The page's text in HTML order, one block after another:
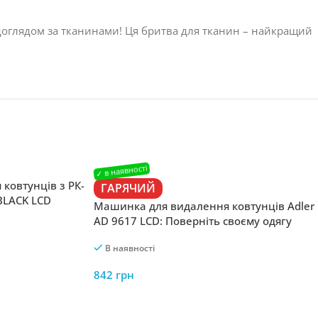
за тканинами! Ця бритва для тканин – найкращий
з РК-
LCD
ГАРЯЧИЙ
Машинка для видалення ковтунців Adler
AD 9617 LCD: Поверніть своєму одягу
В наявності
842 грн